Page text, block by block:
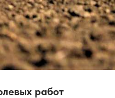
работ